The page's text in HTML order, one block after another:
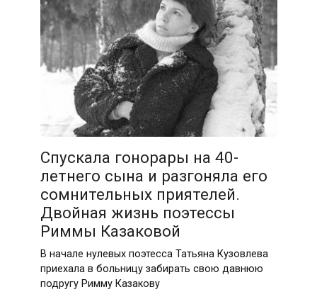
Спускала гонорары на 40-
летнего сына и разгоняла его
сомнительных приятелей.
Двойная жизнь поэтессы
Риммы Казаковой
В начале нулевых поэтесса Татьяна Кузовлева
приехала в больницу забирать свою давнюю
подругу Римму Казакову